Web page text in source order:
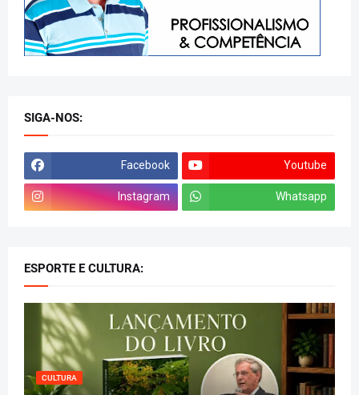
SIGA-NOS:
Facebook Youtube
Instagram Whatsapp
ESPORTE E CULTURA:
CULTURA